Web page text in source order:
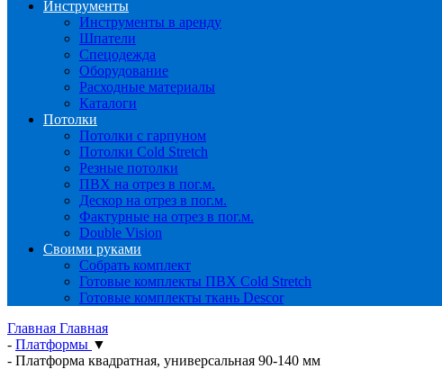
Инструменты
Инструменты в аренду
Шпатели
Спецодежда
Оборудование
Расходные материалы
Каталоги
Потолки
Потолки с гарпуном
Потолки Cold Stretch
Резные потолки
ПВХ на отрез в пог.м.
Дескор на отрез в пог.м.
Фактурные на отрез в пог.м.
Double Vision
Своими руками
Собрать комплект
Готовые комплекты ПВХ Cold Stretch
Готовые комплекты ткань Descor
Главная Главная
- Платформы ▼
- Платформа квадратная, универсальная 90-140 мм